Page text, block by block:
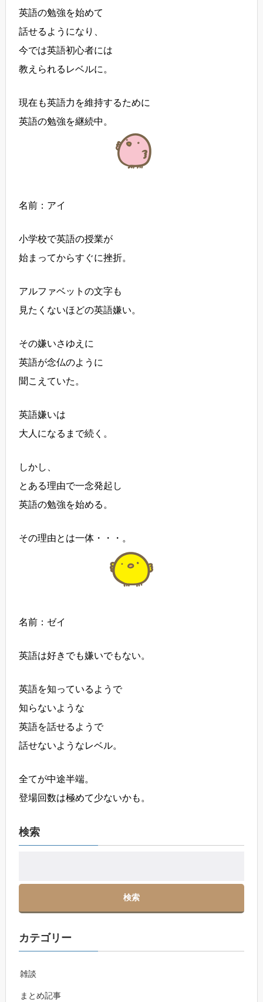
英語の勉強を始めて
話せるようになり、
今では英語初心者には
教えられるレベルに。
現在も英語力を維持するために
英語の勉強を継続中。
名前：アイ
小学校で英語の授業が
始まってからすぐに挫折。
アルファベットの文字も
見たくないほどの英語嫌い。
その嫌いさゆえに
英語が念仏のように
聞こえていた。
英語嫌いは
大人になるまで続く。
しかし、
とある理由で一念発起し
英語の勉強を始める。
その理由とは一体・・・。
名前：ゼイ
英語は好きでも嫌いでもない。
英語を知っているようで
知らないような
英語を話せるようで
話せないようなレベル。
全てが中途半端。
登場回数は極めて少ないかも。
検索
カテゴリー
雑談
まとめ記事